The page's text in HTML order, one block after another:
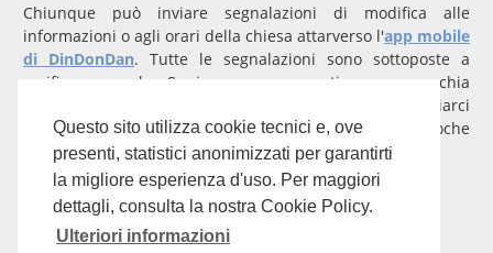
Questo sito utilizza cookie tecnici e, ove
presenti, statistici anonimizzati per garantirti
la migliore esperienza d'uso. Per maggiori
dettagli, consulta la nostra Cookie Policy.
Ulteriori informazioni
Chiunque può inviare segnalazioni di modifica alle
informazioni o agli orari della chiesa attarverso l'app mobile
di DinDonDan. Tutte le segnalazioni sono sottoposte a
verifica manuale. Se invece rappresenti una parrocchia
con un account verificato per inviarci
comunicazioni prioritarie che saranno gestite entro poche
Per qualunque domanda scrivi ainfo@dindondan.app